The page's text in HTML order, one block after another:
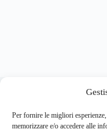
Per fornire le migliori
memorizzare e/o accedere alle
psicologia e salute